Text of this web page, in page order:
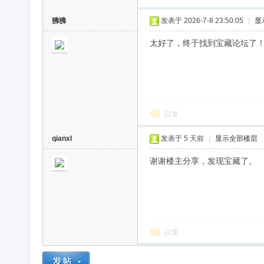
狒狒 发表于 2026-7-8 23:50:05 显
太好了，终于找到宝藏论坛了！
回复
qianxl 发表于 5 天前 显示全部楼层
谢谢楼主分享，发现宝藏了。
回复